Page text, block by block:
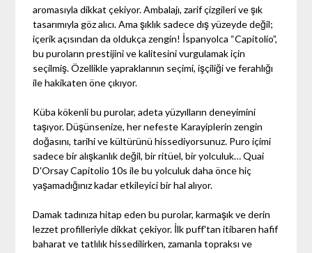
aromasıyla dikkat çekiyor. Ambalajı, zarif çizgileri ve şık
tasarımıyla göz alıcı. Ama şıklık sadece dış yüzeyde değil;
içerik açısından da oldukça zengin! İspanyolca “Capitolio”,
bu puroların prestijini ve kalitesini vurgulamak için
seçilmiş. Özellikle yapraklarının seçimi, işçiliği ve ferahlığı
ile hakikaten öne çıkıyor.
Küba kökenli bu purolar, adeta yüzyılların deneyimini
taşıyor. Düşünsenize, her nefeste Karayiplerin zengin
doğasını, tarihi ve kültürünü hissediyorsunuz. Puro içimi
sadece bir alışkanlık değil, bir ritüel, bir yolculuk… Quai
D'Orsay Capitolio 10s ile bu yolculuk daha önce hiç
yaşamadığınız kadar etkileyici bir hal alıyor.
Damak tadınıza hitap eden bu purolar, karmaşık ve derin
lezzet profilleriyle dikkat çekiyor. İlk puff'tan itibaren hafif
baharat ve tatlılık hissedilirken, zamanla topraksı ve